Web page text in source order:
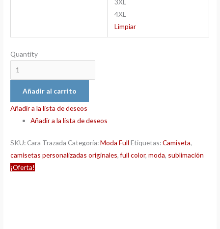
3XL
4XL
Limpiar
Quantity
Añadir al carrito
Añadir a la lista de deseos
Añadir a la lista de deseos
SKU: Cara Trazada Categoría:Moda Full Etiquetas:Camiseta,
camisetas personalizadas originales,full color,moda, sublimación
¡Oferta!